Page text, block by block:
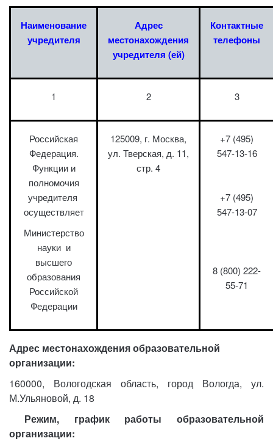
Наименование
учредителя
Адрес
местонахождения
учредителя (ей)
Контактные
телефоны
1 2 3
Российская
Федерация.
Функции и
полномочия
учредителя
осуществляет
Министерство
науки и
высшего
образования
Российской
Федерации
125009, г. Москва,
ул. Тверская, д. 11,
стр. 4
+7 (495)
547-13-16
+7 (495)
547-13-07
8 (800) 222-
55-71
Адрес местонахождения образовательной
организации:
160000, Вологодская область, город Вологда, ул.
М.Ульяновой, д. 18
Режим, график работы образовательной
организации: